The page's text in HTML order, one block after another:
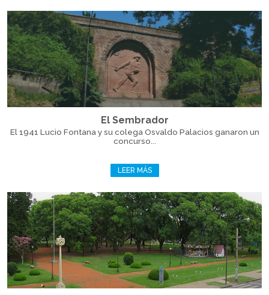
El Sembrador
El 1941 Lucio Fontana y su colega Osvaldo Palacios ganaron un
concurso...
LEER MÁS